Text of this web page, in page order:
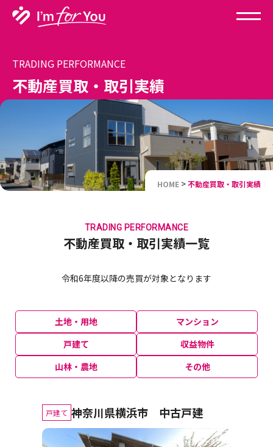
TRADING PERFORMANCE
不動産買取・取引実績
HOME >不動産買取・取引実績
TRADING PERFORMANCE
不動産買取・取引実績一覧
令和6年度以降の売買が対象となります
土地・用地
マンション
戸建て
収益物件
山林・農地
その他
戸建て 神奈川県横浜市 中古戸建